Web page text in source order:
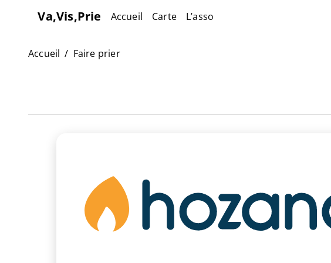
Va,Vis,Prie Accueil Carte L’asso
Accueil Faire prier